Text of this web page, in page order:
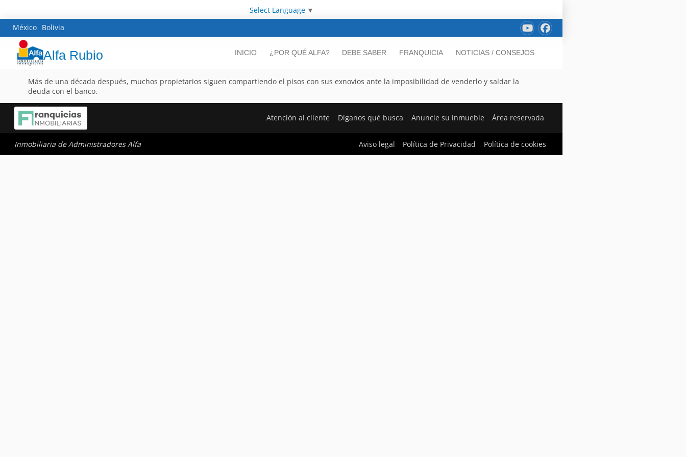
Select Language ▼
México Bolivia
Alfa Rubio INICIO ¿POR QUÉ ALFA? DEBE SABER FRANQUICIA NOTICIAS / CONSEJOS
Más de una década después, muchos propietarios siguen compartiendo el pisos con sus exnovios ante la imposibilidad de venderlo y saldar la
deuda con el banco.
Atención al cliente Díganos qué busca Anuncie su inmueble Área reservada
Inmobiliaria de Administradores Alfa Aviso legal Política de Privacidad Política de cookies